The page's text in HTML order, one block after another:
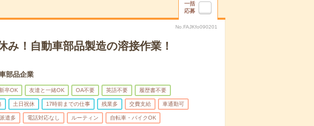
一括
応募
No.FAJKfo090201
み！自動車部品製造の溶接作業！
部品企業
卒OK 友達と一緒OK OA不要 英語不要 履歴書不要
土日祝休 17時前までの仕事 残業多 交費支給 車通勤可
派遣多 電話対応なし ルーティン 自転車・バイクOK